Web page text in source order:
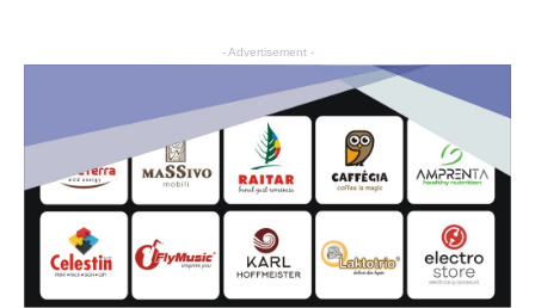
- Advertisement -